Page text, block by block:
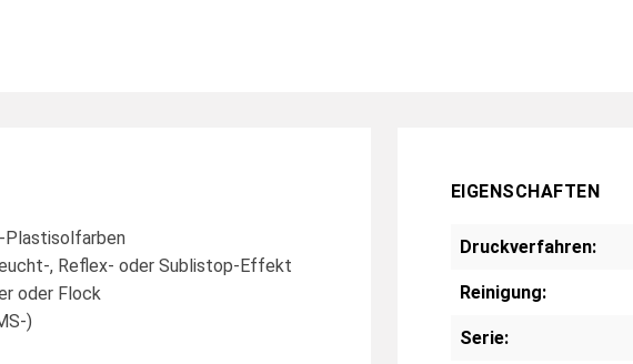
Plastisolfarben
, Reflex- oder Sublistop-Effekt
oder Flock
)
EIGENSCHAFTEN
Druckverfahren:
Reinigung:
Serie: